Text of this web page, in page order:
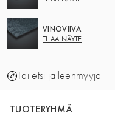
VINOVIIVA
TILAA NÄYTE
Taietsi jälleenmyyjä
TUOTERYHMÄ